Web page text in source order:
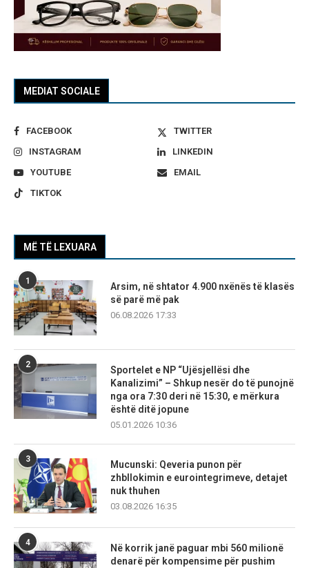
MEDIAT SOCIALE
FACEBOOK
TWITTER
INSTAGRAM
LINKEDIN
YOUTUBE
EMAIL
TIKTOK
MË TË LEXUARA
1
Arsim, në shtator 4.900 nxënës të klasës
së parë më pak
06.08.2026 17:33
2
Sportelet e NP “Ujësjellësi dhe
Kanalizimi” – Shkup nesër do të punojnë
nga ora 7:30 deri në 15:30, e mërkura
është ditë jopune
05.01.2026 10:36
3
Mucunski: Qeveria punon për
zhbllokimin e eurointegrimeve, detajet
nuk thuhen
03.08.2026 16:35
4
Në korrik janë paguar mbi 560 milionë
denarë për kompensime për pushim